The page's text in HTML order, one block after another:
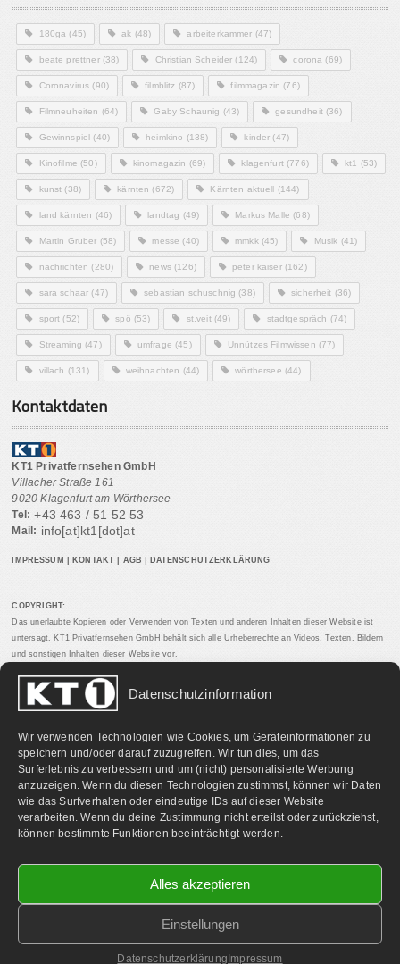
Datenschutzinformation
Wir verwenden Technologien wie Cookies, um Geräteinformationen zu
speichern und/oder darauf zuzugreifen. Wir tun dies, um das
Surferlebnis zu verbessern und um (nicht) personalisierte Werbung
anzuzeigen. Wenn du diesen Technologien zustimmst, können wir Daten
wie das Surfverhalten oder eindeutige IDs auf dieser Website
verarbeiten. Wenn du deine Zustimmung nicht erteilst oder zurückziehst,
können bestimmte Funktionen beeinträchtigt werden.
Alles akzeptieren
Einstellungen
Datenschutzerklärung Impressum
180ga (45) ak (48) arbeiterkammer (47)
beate prettner(38) Christian Scheider (124) corona (69)
Coronavirus (90) filmblitz (87) filmmagazin (76)
Filmneuheiten (64) Gaby Schaunig (43) gesundheit(36)
Gewinnspiel (40) heimkino (138) kinder (47)
Kinofilme (50) kinomagazin (69) klagenfurt(776) kt1 (53)
kunst (38) kärnten (672) Kärnten aktuell (144)
land kärnten (46) landtag (49) Markus Malle (68)
Martin Gruber (58) messe (40) mmkk(45) Musik (41)
nachrichten (280) news(126) peter kaiser(162)
sara schaar (47) sebastian schuschnig (38) sicherheit (36)
sport (52) spö (53) st.veit(49) stadtgespräch (74)
Streaming (47) umfrage (45) Unnützes Filmwissen (77)
villach (131) weihnachten (44) wörthersee (44)
Kontaktdaten
KT1 Privatfernsehen GmbH
Villacher Straße 161
9020 Klagenfurt am Wörthersee
Tel: +43 463 / 51 52 53
Mail: info[at]kt1[dot]at
IMPRESSUM KONTAKT AGB DATENSCHUTZERKLÄRUNG
COPYRIGHT:
Das unerlaubte Kopieren oder Verwenden von Texten und anderen Inhalten dieser Website ist
untersagt. KT1 Privatfernsehen GmbH behält sich alle Urheberrechte an Videos, Texten, Bildern
und sonstigen Inhalten dieser Website vor.
PARTNERLINKS:
2026 KT1 Privatfernsehen - Alle Rechte vorbehalten.
Homepage & Webbetreuung DF-Media.at